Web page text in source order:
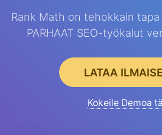
Rank Math on tehokkain tapa
PARHAAT SEO-työkalut
LATAA
Kokeile Demoa